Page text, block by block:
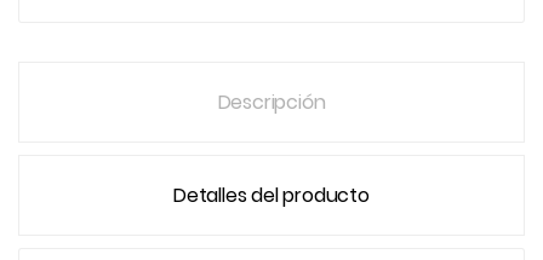
Descripción
Detalles del producto